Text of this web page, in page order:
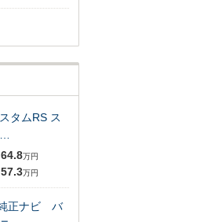
タムRS ス
64.8万円
57.3万円
正ナビ バ